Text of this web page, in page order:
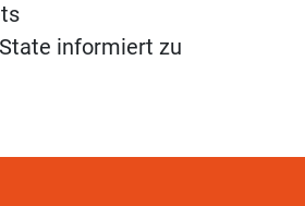
informiert zu